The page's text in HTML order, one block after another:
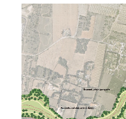
Étude D'impact